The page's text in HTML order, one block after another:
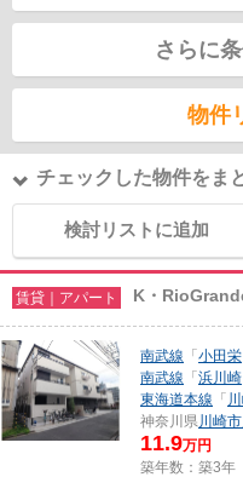
さらに
物件
チェックした物件をま
検討リストに追加
賃貸｜アパート K・
南武線 「 小田栄
南武線 「 浜川崎
東海道本線 「
神奈川県川崎
11.9万円
築年数：築3年